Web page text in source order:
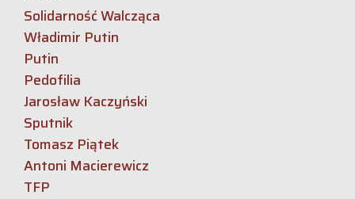
Solidarność Walcząca
Władimir Putin
Putin
Pedofilia
Jarosław Kaczyński
Sputnik
Tomasz Piątek
Antoni Macierewicz
TFP